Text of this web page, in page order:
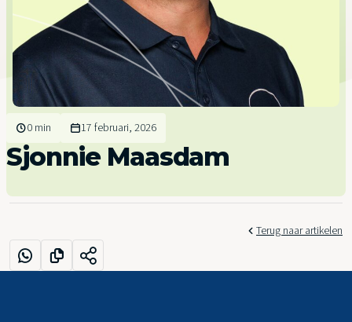
0 min 17 februari, 2026
Sjonnie Maasdam
Terug naar artikelen